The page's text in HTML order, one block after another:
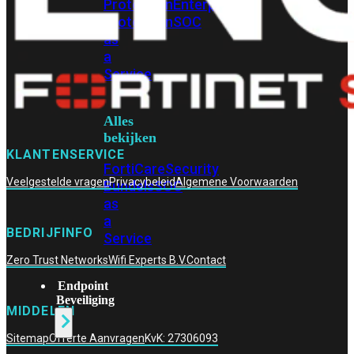
ProtectionEnterprise
ProtectionSOC
as
a
Service
Alles
bekijken
FortiCareSecurity
BundelsSOC
as
a
Service
Endpoint
Beveiliging
KLANTENSERVICE
Veelgestelde vragenPrivacybeleidAlgemene Voorwaarden
BEDRIJFINFO
Zero Trust NetworksWifi Experts B.V.Contact
MIDDELEN
SitemapOfferte AanvragenKvK: 27306093